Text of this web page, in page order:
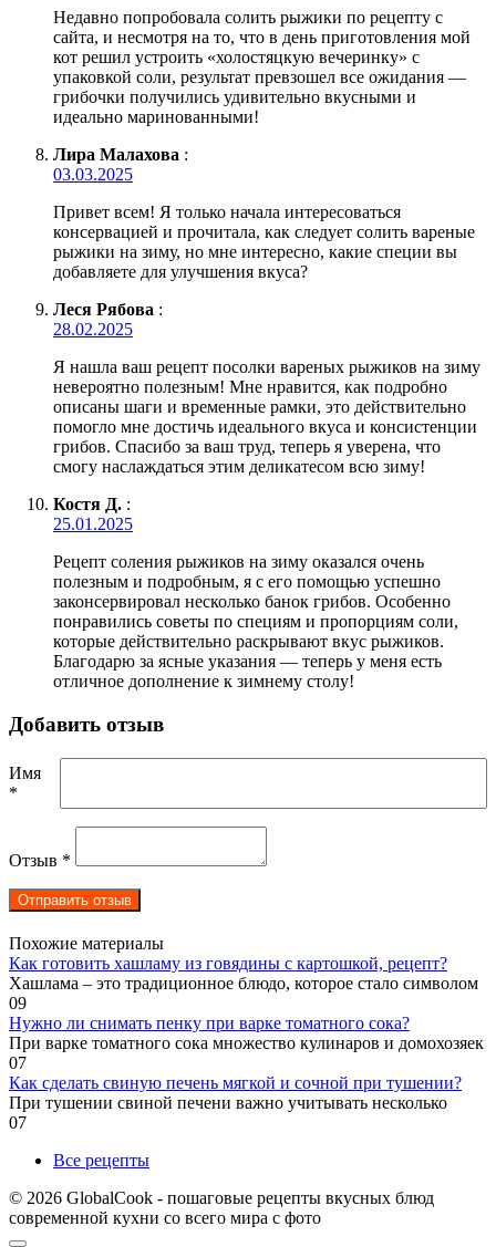
Недавно попробовала солить рыжики по рецепту с
сайта, и несмотря на то, что в день приготовления мой
кот решил устроить «холостяцкую вечеринку» с
упаковкой соли, результат превзошел все ожидания —
грибочки получились удивительно вкусными и
идеально маринованными!
Лира Малахова :
03.03.2025
Привет всем! Я только начала интересоваться
консервацией и прочитала, как следует солить вареные
рыжики на зиму, но мне интересно, какие специи вы
добавляете для улучшения вкуса?
Леся Рябова :
28.02.2025
Я нашла ваш рецепт посолки вареных рыжиков на зиму
невероятно полезным! Мне нравится, как подробно
описаны шаги и временные рамки, это действительно
помогло мне достичь идеального вкуса и консистенции
грибов. Спасибо за ваш труд, теперь я уверена, что
смогу наслаждаться этим деликатесом всю зиму!
Костя Д. :
25.01.2025
Рецепт соления рыжиков на зиму оказался очень
полезным и подробным, я с его помощью успешно
законсервировал несколько банок грибов. Особенно
понравились советы по специям и пропорциям соли,
которые действительно раскрывают вкус рыжиков.
Благодарю за ясные указания — теперь у меня есть
отличное дополнение к зимнему столу!
Добавить отзыв
Имя
*
Отзыв *
Похожие материалы
Как готовить хашламу из говядины с картошкой, рецепт?
Хашлама – это традиционное блюдо, которое стало символом
09
Нужно ли снимать пенку при варке томатного сока?
При варке томатного сока множество кулинаров и домохозяек
07
Как сделать свиную печень мягкой и сочной при тушении?
При тушении свиной печени важно учитывать несколько
07
Все рецепты
© 2026 GlobalCook - пошаговые рецепты вкусных блюд
современной кухни со всего мира с фото